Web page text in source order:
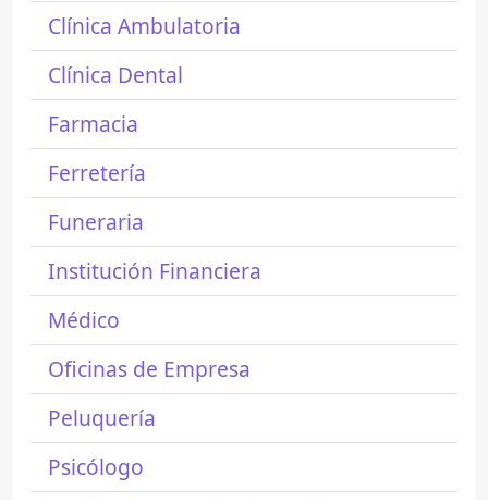
Clínica Ambulatoria
Clínica Dental
Farmacia
Ferretería
Funeraria
Institución Financiera
Médico
Oficinas de Empresa
Peluquería
Psicólogo